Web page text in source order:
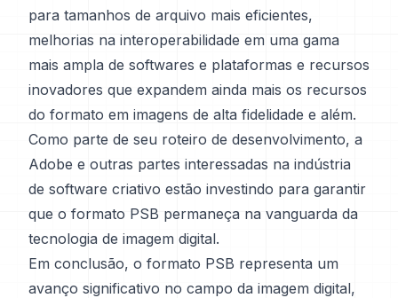
para tamanhos de arquivo mais eficientes,
melhorias na interoperabilidade em uma gama
mais ampla de softwares e plataformas e recursos
inovadores que expandem ainda mais os recursos
do formato em imagens de alta fidelidade e além.
Como parte de seu roteiro de desenvolvimento, a
Adobe e outras partes interessadas na indústria
de software criativo estão investindo para garantir
que o formato PSB permaneça na vanguarda da
tecnologia de imagem digital.
Em conclusão, o formato PSB representa um
avanço significativo no campo da imagem digital,